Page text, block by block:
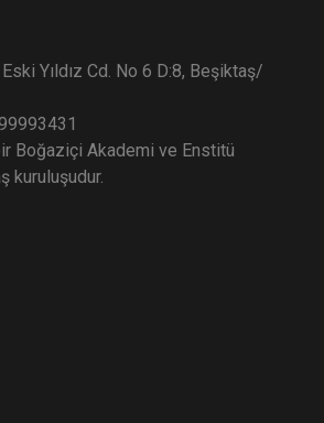
- 2 - IV. Ticaret Hukuku
Enstitüsü
Yıldız Cd. No 6 D:8, Beşiktaş/
Boğaziçi Akademi ve Enstitü
kuruluşudur.